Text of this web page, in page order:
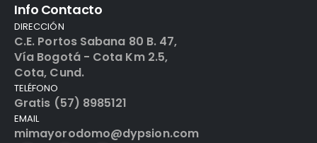
Info Contacto
DIRECCIÓN
C.E. Portos Sabana 80 B. 47,
Vía Bogotá - Cota Km 2.5,
Cota, Cund.
TELÉFONO
Gratis (57) 8985121
EMAIL
mimayorodomo@dypsion.com